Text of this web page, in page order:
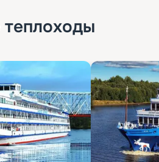
теплоходы